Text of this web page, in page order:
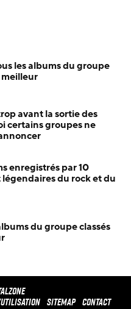
les albums du groupe
meilleur
avant la sortie des
certains groupes ne
enregistrés par 10
du rock et du
du groupe classés
Sitemap Contact